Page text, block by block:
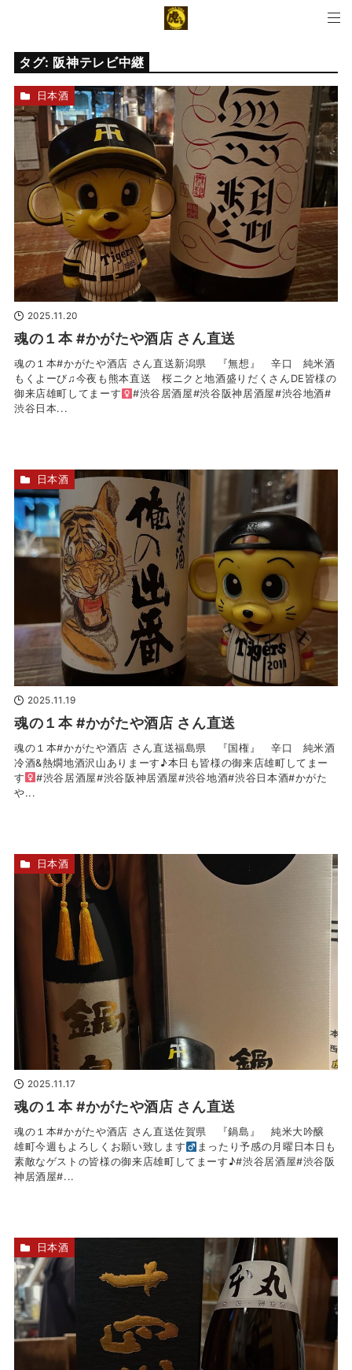
タグ: 阪神テレビ中継
2025.11.20
魂の１本 #かがたや酒店 さん直送
魂の１本#かがたや酒店 さん直送新潟県 『無想』 辛口 純米酒
もくよーび♫今夜も熊本直送 桜ニクと地酒盛りだくさんDE皆様の
御来店雄町してまーす‍
#渋谷居酒屋#渋谷阪神居酒屋#渋谷地酒#
渋谷日本...
日本酒
2025.11.19
魂の１本 #かがたや酒店 さん直送
魂の１本#かがたや酒店 さん直送福島県 『国権』 辛口 純米酒
冷酒&熱燗地酒沢山ありまーす♪本日も皆様の御来店雄町してまー
す‍
#渋谷居酒屋#渋谷阪神居酒屋#渋谷地酒#渋谷日本酒#かがた
や...
日本酒
2025.11.17
魂の１本 #かがたや酒店 さん直送
魂の１本#かがたや酒店 さん直送佐賀県 『鍋島』 純米大吟醸
雄町今週もよろしくお願い致します‍
まったり予感の月曜日本日も
素敵なゲストの皆様の御来店雄町してまーす♪#渋谷居酒屋#渋谷阪
神居酒屋#...
日本酒
日本酒